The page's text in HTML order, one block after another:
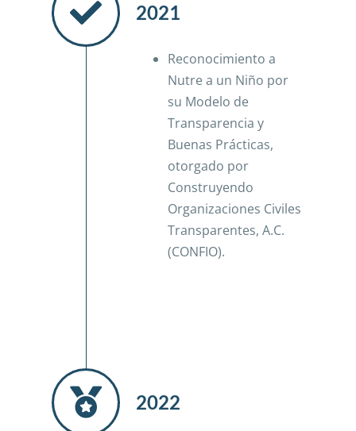
2021
Reconocimiento a
Nutre a un Niño por
su Modelo de
Transparencia y
Buenas Prácticas,
otorgado por
Construyendo
Organizaciones Civiles
Transparentes, A.C.
(CONFIO).
2022